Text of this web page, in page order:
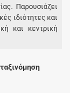
Παρουσιάζει
ιδιότητες και
και κεντρική